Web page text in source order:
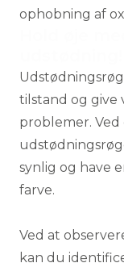
ophobning af
tilstand og give
problemer.
synlig og have
farve.
Ved at
kan du